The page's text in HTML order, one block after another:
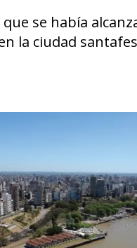
se había
la ciudad